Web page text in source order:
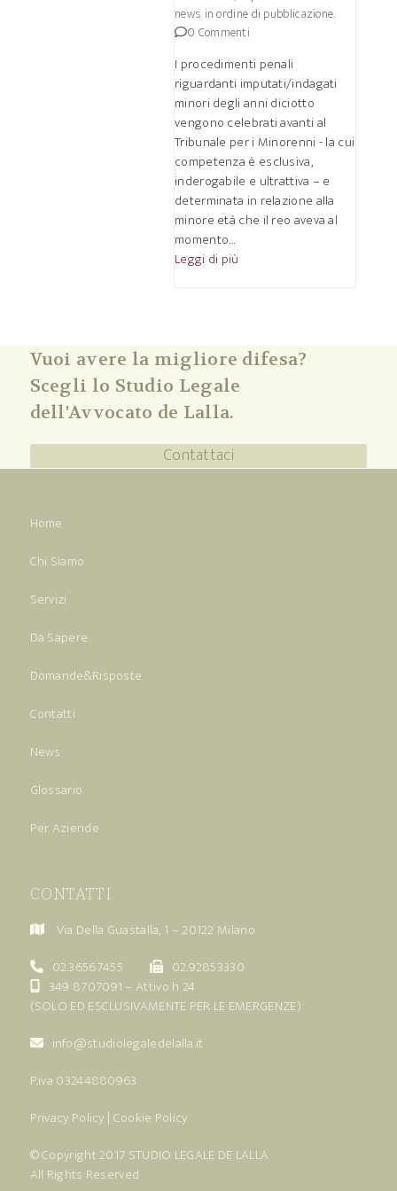
news in ordine di pubblicazione.
0 Commenti
I procedimenti penali
riguardanti imputati/indagati
minori degli anni diciotto
vengono celebrati avanti al
Tribunale per i Minorenni - la cui
competenza è esclusiva,
inderogabile e ultrattiva – e
determinata in relazione alla
minore età che il reo aveva al
momento…
Leggi di più
Vuoi avere la migliore difesa?
Scegli lo Studio Legale
dell'Avvocato de Lalla.
Contattaci
Home
Chi Siamo
Servizi
Da Sapere
Domande&Risposte
Contatti
News
Glossario
Per Aziende
CONTATTI
Via Della Guastalla, 1 – 20122 Milano
02.36567455
02.92853330
349 8707091 – Attivo h 24
(SOLO ED ESCLUSIVAMENTE PER LE EMERGENZE)
info@studiolegaledelalla.it
P.iva 03244880963
Privacy Policy | Cookie Policy
© Copyright 2017 STUDIO LEGALE DE LALLA
All Rights Reserved